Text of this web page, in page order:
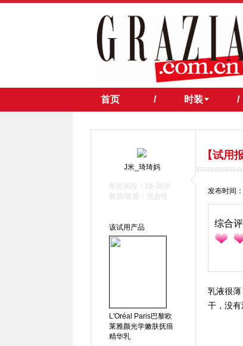
首页 / 时装 /
J米_琦琦妈
年龄区段：18-30岁
肤质/发质：混合性
该试用产品
L'Oréal Paris巴黎欧
莱雅颜光学嫩肤抚痕
精华乳
【试用
发布时间
综合评
乳液很
干，没有